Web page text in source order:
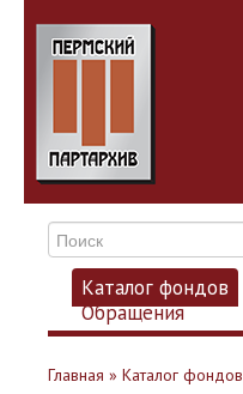
Каталог фондов
Обращения
Главная » Каталог фондов